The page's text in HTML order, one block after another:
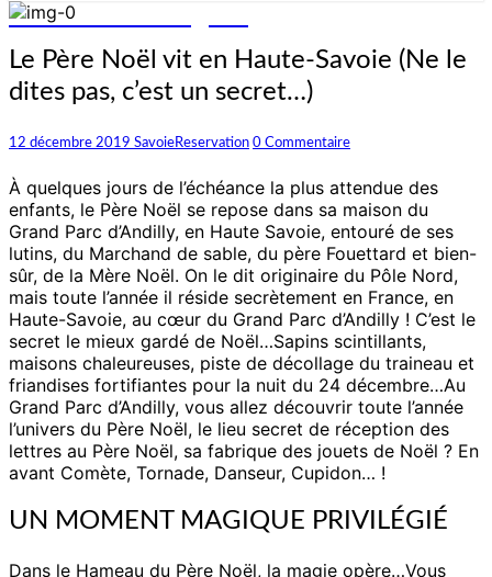
et réservez en ligne !
Le
Père
Noël
en
Savoie
(Ne
le
dites
pas,
c’est
un
secret…)
Le Père Noël vit en Haute-Savoie (Ne le
dites pas, c’est un secret…)
12 décembre 2019 SavoieReservation Commentaires
0 Commentaire
À quelques jours de l’échéance la plus attendue des
enfants, le Père Noël se repose dans sa maison du
Grand Parc d’Andilly, en Haute Savoie, entouré de ses
lutins, du Marchand de sable, du père Fouettard et bien-
sûr, de la Mère Noël. On le dit originaire du Pôle Nord,
mais toute l’année il réside secrètement en France, en
Haute-Savoie, au cœur du Grand Parc d’Andilly ! C’est le
secret le mieux gardé de Noël…Sapins scintillants,
maisons chaleureuses, piste de décollage du traineau et
friandises fortifiantes pour la nuit du 24 décembre…Au
Grand Parc d’Andilly, vous allez découvrir toute l’année
l’univers du Père Noël, le lieu secret de réception des
lettres au Père Noël, sa fabrique des jouets de Noël ? En
avant Comète, Tornade, Danseur, Cupidon… !
UN MOMENT MAGIQUE PRIVILÉGIÉ
Dans le Hameau du Père Noël, la magie opère…Vous